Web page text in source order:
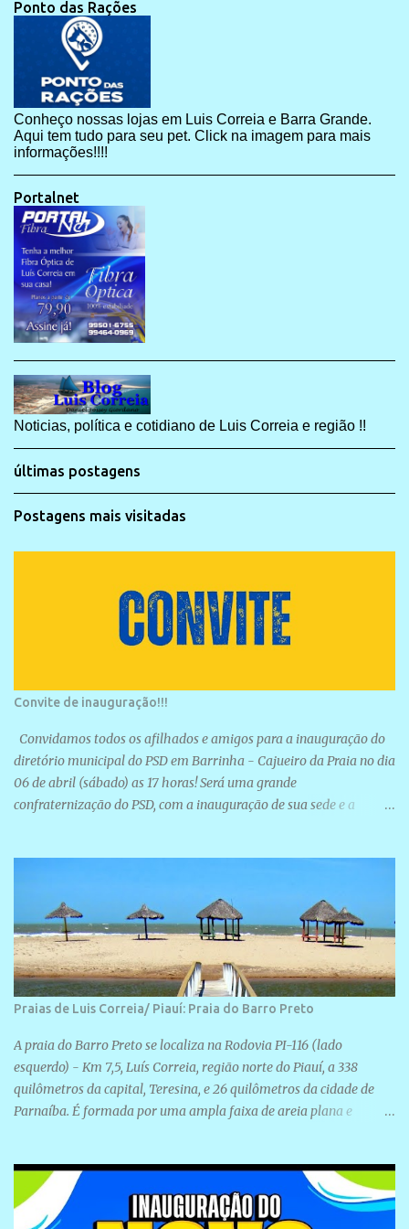
Ponto das Rações
Conheço nossas lojas em Luis Correia e Barra Grande.
Aqui tem tudo para seu pet. Click na imagem para mais
informações!!!!
Portalnet
Noticias, política e cotidiano de Luis Correia e região !!
últimas postagens
Postagens mais visitadas
Convite de inauguração!!!
Convidamos todos os afilhados e amigos para a inauguração do
diretório municipal do PSD em Barrinha - Cajueiro da Praia no dia
06 de abril (sábado) as 17 horas! Será uma grande
confraternização do PSD, com a inauguração de sua sede e a
Praias de Luis Correia/ Piauí: Praia do Barro Preto
A praia do Barro Preto se localiza na Rodovia PI-116 (lado
esquerdo) - Km 7,5, Luís Correia, região norte do Piauí, a 338
quilômetros da capital, Teresina, e 26 quilômetros da cidade de
Parnaíba. É formada por uma ampla faixa de areia plana e
devido ao extensivo molhe de pedras que não chegam a 2 metros
de altura, não apresentando dunas em seu espaço geográfico. Não
se sabe ao certo porque a praia leva esse nome, e muitas das suas